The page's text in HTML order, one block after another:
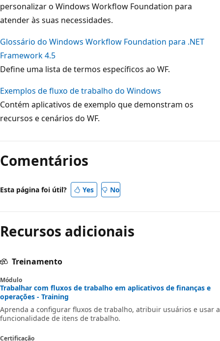
personalizar o Windows Workflow Foundation para
atender às suas necessidades.
Glossário do Windows Workflow Foundation para .NET
Framework 4.5
Define uma lista de termos específicos ao WF.
Exemplos de fluxo de trabalho do Windows
Contém aplicativos de exemplo que demonstram os
recursos e cenários do WF.
Comentários
Esta página foi útil? Yes No
Recursos adicionais
Treinamento
Módulo
Trabalhar com fluxos de trabalho em aplicativos de finanças e
operações - Training
Aprenda a configurar fluxos de trabalho, atribuir usuários e usar a
funcionalidade de itens de trabalho.
Certificação